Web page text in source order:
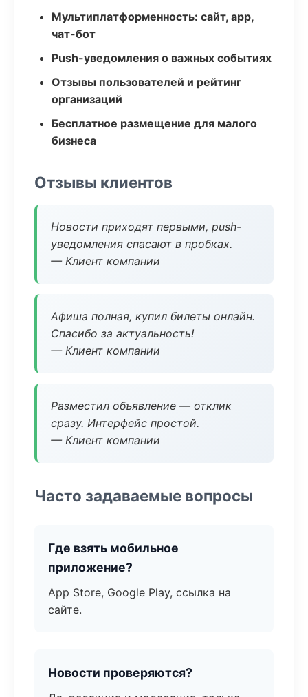
Мультиплатформенность: сайт, app,
чат-бот
Push-уведомления о важных событиях
Отзывы пользователей и рейтинг
организаций
Бесплатное размещение для малого
бизнеса
Отзывы клиентов
Новости приходят первыми, push-
уведомления спасают в пробках.
— Клиент компании
Афиша полная, купил билеты онлайн.
Спасибо за актуальность!
— Клиент компании
Разместил объявление — отклик
сразу. Интерфейс простой.
— Клиент компании
Часто задаваемые вопросы
Где взять мобильное
приложение?
App Store, Google Play, ссылка на
сайте.
Новости проверяются?